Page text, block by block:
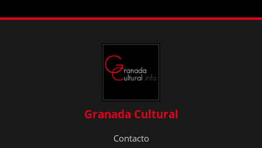
Granada Cultural
Contacto